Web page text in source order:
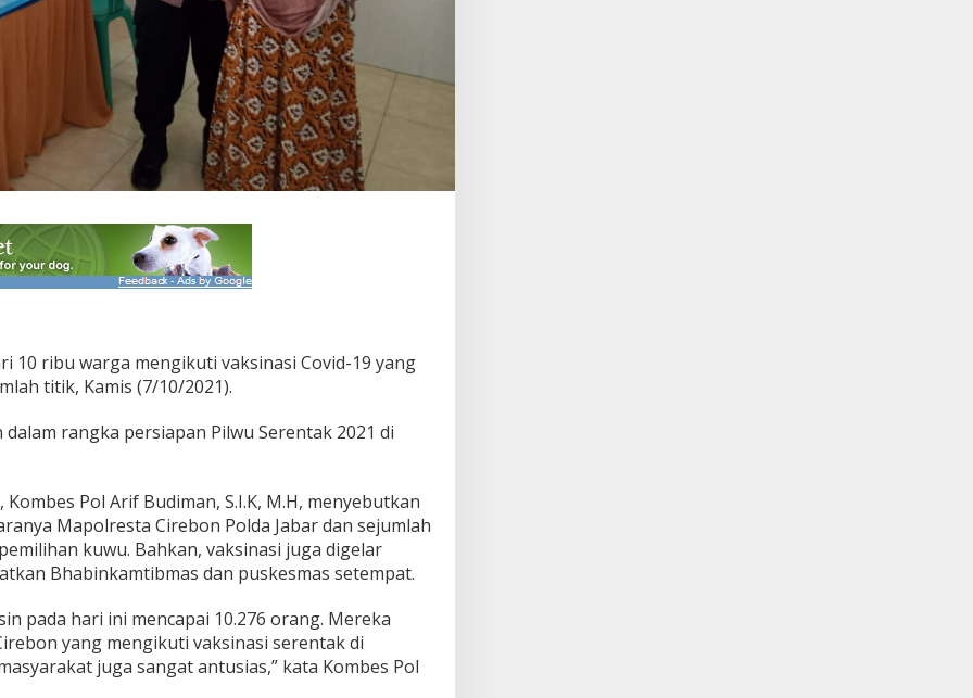
10 ribu warga mengikuti vaksinasi Covid-19 yang
titik, Kamis (7/10/2021).
rangka persiapan Pilwu Serentak 2021 di
Pol Arif Budiman, S.I.K, M.H, menyebutkan
Mapolresta Cirebon Polda Jabar dan sejumlah
kuwu. Bahkan, vaksinasi juga digelar
Bhabinkamtibmas dan puskesmas setempat.
pada hari ini mencapai 10.276 orang. Mereka
yang mengikuti vaksinasi serentak di
juga sangat antusias,” kata Kombes Pol